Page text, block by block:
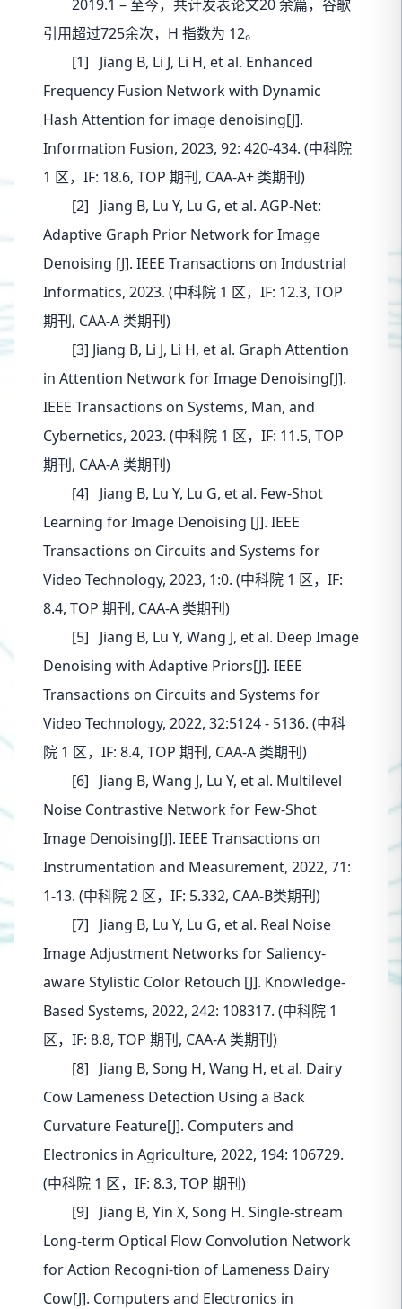
2019.1 – 至今，共计发表论文20 余篇，谷歌
引用超过725余次，H 指数为 12。
[1] Jiang B, Li J, Li H, et al. Enhanced
Frequency Fusion Network with Dynamic
Hash Attention for image denoising[J].
Information Fusion, 2023, 92: 420-434. (中科院
1 区，IF: 18.6, TOP 期刊, CAA-A+ 类期刊)
[2] Jiang B, Lu Y, Lu G, et al. AGP-Net:
Adaptive Graph Prior Network for Image
Denoising [J]. IEEE Transactions on Industrial
Informatics, 2023. (中科院 1 区，IF: 12.3, TOP
期刊, CAA-A 类期刊)
[3] Jiang B, Li J, Li H, et al. Graph Attention
in Attention Network for Image Denoising[J].
IEEE Transactions on Systems, Man, and
Cybernetics, 2023. (中科院 1 区，IF: 11.5, TOP
期刊, CAA-A 类期刊)
[4] Jiang B, Lu Y, Lu G, et al. Few-Shot
Learning for Image Denoising [J]. IEEE
Transactions on Circuits and Systems for
Video Technology, 2023, 1:0. (中科院 1 区，IF:
8.4, TOP 期刊, CAA-A 类期刊)
[5] Jiang B, Lu Y, Wang J, et al. Deep Image
Denoising with Adaptive Priors[J]. IEEE
Transactions on Circuits and Systems for
Video Technology, 2022, 32:5124 - 5136. (中科
院 1 区，IF: 8.4, TOP 期刊, CAA-A 类期刊)
[6] Jiang B, Wang J, Lu Y, et al. Multilevel
Noise Contrastive Network for Few-Shot
Image Denoising[J]. IEEE Transactions on
Instrumentation and Measurement, 2022, 71:
1-13. (中科院 2 区，IF: 5.332, CAA-B类期刊)
[7] Jiang B, Lu Y, Lu G, et al. Real Noise
Image Adjustment Networks for Saliency-
aware Stylistic Color Retouch [J]. Knowledge-
Based Systems, 2022, 242: 108317. (中科院 1
区，IF: 8.8, TOP 期刊, CAA-A 类期刊)
[8] Jiang B, Song H, Wang H, et al. Dairy
Cow Lameness Detection Using a Back
Curvature Feature[J]. Computers and
Electronics in Agriculture, 2022, 194: 106729.
(中科院 1 区，IF: 8.3, TOP 期刊)
[9] Jiang B, Yin X, Song H. Single-stream
Long-term Optical Flow Convolution Network
for Action Recogni-tion of Lameness Dairy
Cow[J]. Computers and Electronics in